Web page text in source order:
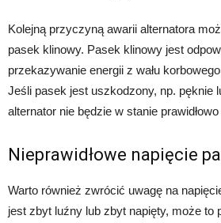
Kolejną przyczyną awarii alternatora
pasek klinowy. Pasek klinowy jest
przekazywanie energii z wału
Jeśli pasek jest uszkodzony, np. pęknie
alternator nie będzie w stanie
Nieprawidłowe napięcie
Warto również zwrócić uwagę na
jest zbyt luźny lub zbyt napięty, może to